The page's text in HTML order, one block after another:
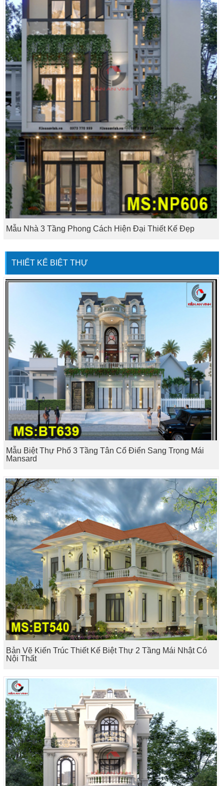
Mẫu Nhà 3 Tầng Phong Cách Hiện Đại Thiết Kế Đẹp
THIẾT KẾ BIỆT THỰ
Mẫu Biệt Thự Phố 3 Tầng Tân Cổ Điển Sang Trọng Mái
Mansard
Bản Vẽ Kiến Trúc Thiết Kế Biệt Thự 2 Tầng Mái Nhật Có
Nội Thất